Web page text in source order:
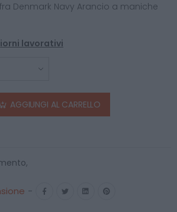
Denmark Navy Arancio a maniche
lavorativi
AGGIUNGI AL CARRELLO
,
-